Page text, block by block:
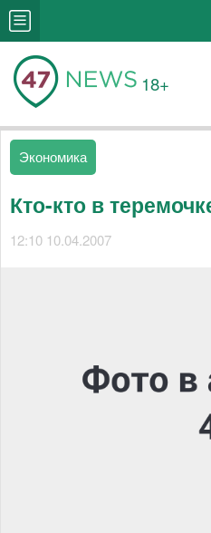
18+
Экономика
Кто-кто в
12:10 10.04.2007